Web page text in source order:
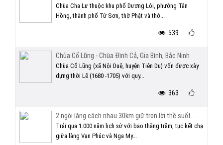
Chùa Cha Lư thuộc khu phố Dương Lôi, phường Tân
Hồng, thành phố Từ Sơn, thờ Phật và thờ...
539
Chùa Cổ Lũng - Chùa Đình Cả, Gia Bình, Bắc Ninh
Chùa Cổ Lũng (xã Nội Duệ, huyện Tiên Du) vốn được xây
dựng thời Lê (1680 -1705) với quy...
363
2 ngôi làng cách nhau 30km giữ trọn lời thề suốt...
Trải qua 1.000 năm lịch sử với bao thăng trầm, tục kết chạ
giữa làng Vạn Phúc và Nga My...